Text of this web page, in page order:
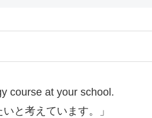
course at your school.
と考えています。」